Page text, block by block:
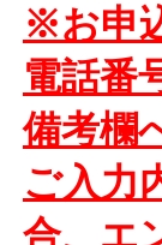
※お申
電話番
備考欄
ご入力